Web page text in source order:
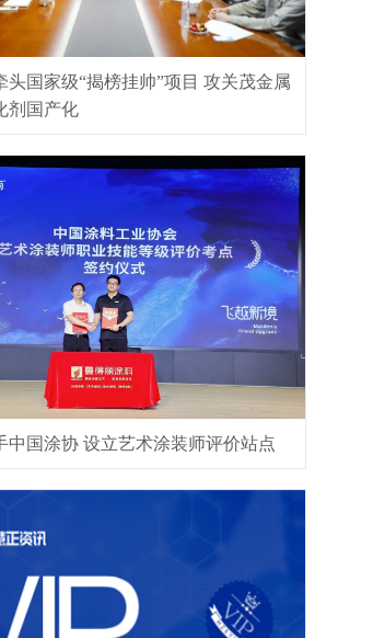
头国家级“揭榜挂帅”项目 攻关茂金属
剂国产化
中国涂协 设立艺术涂装师评价站点